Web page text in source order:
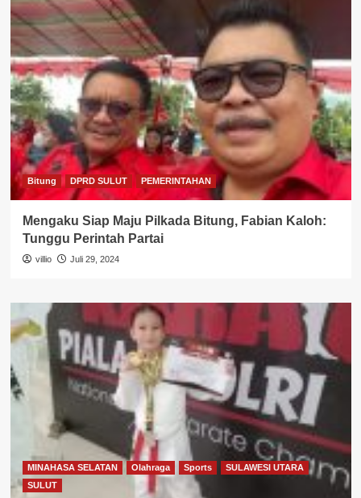
Bitung DPRD SULUT PEMERINTAHAN
Mengaku Siap Maju Pilkada Bitung, Fabian Kaloh:
Tunggu Perintah Partai
villio Juli 29, 2024
MINAHASA SELATAN Olahraga Sports
SULAWESI UTARA
SULUT